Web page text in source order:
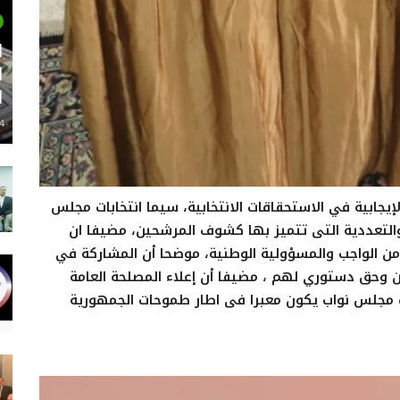
في الاستحقاقات الانتخابية، سيما انتخابات مجلس
التى تتميز بها كشوف المرشحين، مضيفا ان
الواجب والمسؤولية الوطنية، موضحا أن المشاركة في
دستوري لهم ، مضيفا أن إعلاء المصلحة العامة
مجلس نواب يكون معبرا فى اطار طموحات الجمهورية
24